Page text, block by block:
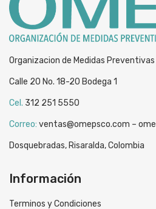
Organizacion de Medidas Preventivas
Calle 20 No. 18-20 Bodega 1
Cel. 312 251 5550
Correo: ventas@omepsco.com –
Dosquebradas, Risaralda, Colombia
Información
Terminos y Condiciones